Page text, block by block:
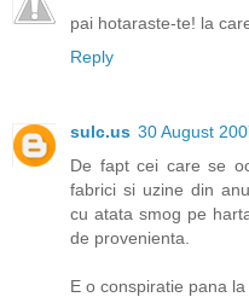
pai hotaraste-te! la
Reply
sulc.us 30 August
De fapt cei care se
fabrici si uzine din
cu atata smog pe
de provenienta.
E o conspiratie pana